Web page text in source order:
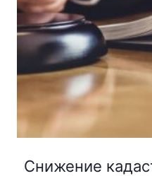
Снижение